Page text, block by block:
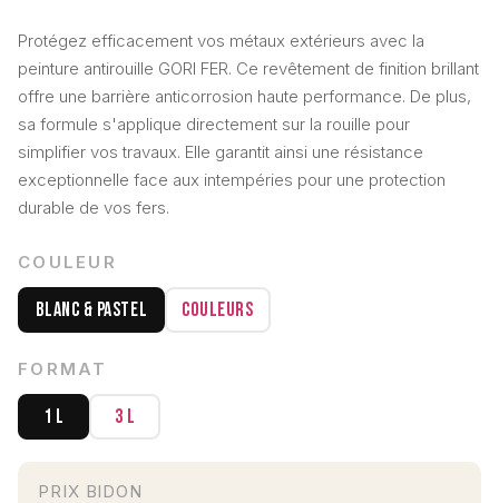
Protégez efficacement vos métaux extérieurs avec la
peinture antirouille GORI FER. Ce revêtement de finition brillant
offre une barrière anticorrosion haute performance. De plus,
sa formule s'applique directement sur la rouille pour
simplifier vos travaux. Elle garantit ainsi une résistance
exceptionnelle face aux intempéries pour une protection
durable de vos fers.
COULEUR
Blanc & Pastel Couleurs
FORMAT
1 L 3 L
PRIX BIDON